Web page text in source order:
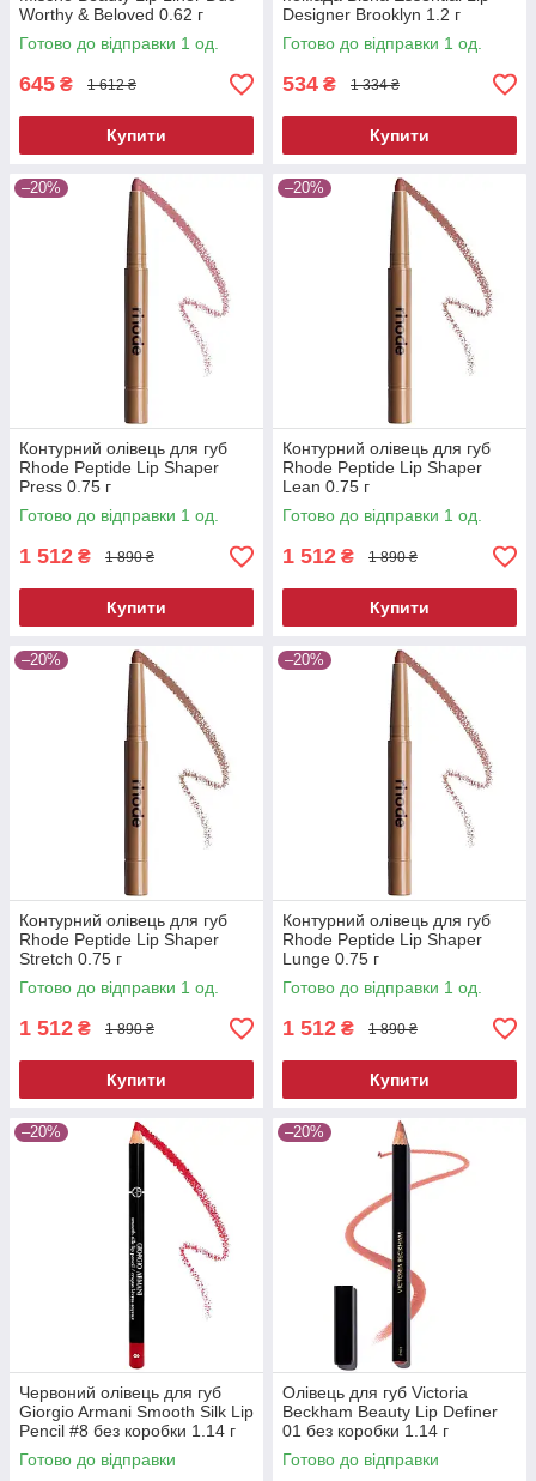
Worthy & Beloved 0.62 г
Готово до відправки 1 од.
645 ₴ 1 612 ₴
Купити
Designer Brooklyn 1.2 г
Готово до відправки 1 од.
534 ₴ 1 334 ₴
Купити
–20%
Контурний олівець для губ
Rhode Peptide Lip Shaper
Press 0.75 г
Готово до відправки 1 од.
1 512 ₴ 1 890 ₴
Купити
–20%
Контурний олівець для губ
Rhode Peptide Lip Shaper
Lean 0.75 г
Готово до відправки 1 од.
1 512 ₴ 1 890 ₴
Купити
–20%
Контурний олівець для губ
Rhode Peptide Lip Shaper
Stretch 0.75 г
Готово до відправки 1 од.
1 512 ₴ 1 890 ₴
Купити
–20%
Контурний олівець для губ
Rhode Peptide Lip Shaper
Lunge 0.75 г
Готово до відправки 1 од.
1 512 ₴ 1 890 ₴
Купити
–20%
Червоний олівець для губ
Giorgio Armani Smooth Silk Lip
Pencil #8 без коробки 1.14 г
Готово до відправки
–20%
Олівець для губ Victoria
Beckham Beauty Lip Definer
01 без коробки 1.14 г
Готово до відправки